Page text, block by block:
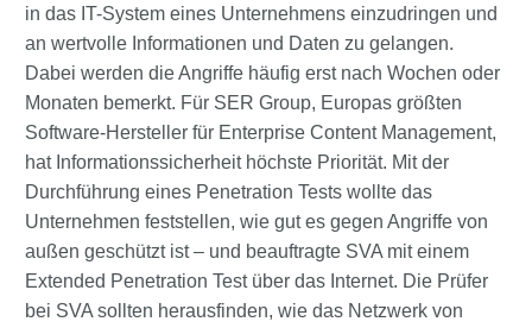
in das IT-System eines Unternehmens einzudringen und
an wertvolle Informationen und Daten zu gelangen.
Dabei werden die Angriffe häufig erst nach Wochen oder
Monaten bemerkt. Für SER Group, Europas größten
Software-Hersteller für Enterprise Content Management,
hat Informationssicherheit höchste Priorität. Mit der
Durchführung eines Penetration Tests wollte das
Unternehmen feststellen, wie gut es gegen Angriffe von
außen geschützt ist – und beauftragte SVA mit einem
Extended Penetration Test über das Internet. Die Prüfer
bei SVA sollten herausfinden, wie das Netzwerk von